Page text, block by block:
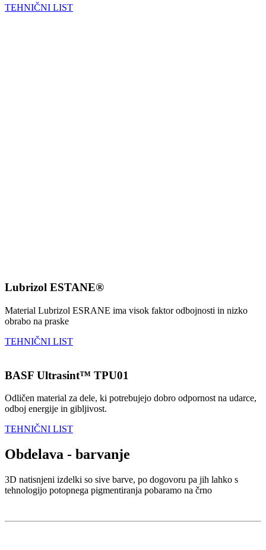
TEHNIČNI LIST
Lubrizol ESTANE®
Material Lubrizol ESRANE ima visok faktor odbojnosti in nizko
obrabo na praske
TEHNIČNI LIST
BASF Ultrasint™ TPU01
Odličen material za dele, ki potrebujejo dobro odpornost na udarce,
odboj energije in gibljivost.
TEHNIČNI LIST
Obdelava - barvanje
3D natisnjeni izdelki so sive barve, po dogovoru pa jih lahko s
tehnologijo potopnega pigmentiranja pobaramo na črno